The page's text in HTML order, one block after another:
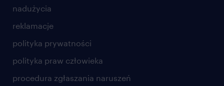
nadużycia
reklamacje
polityka prywatności
polityka praw człowieka
procedura zgłaszania naruszeń